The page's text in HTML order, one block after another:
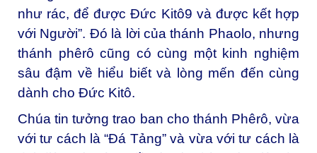
như rác, để được Đức Kitô9 và được kết hợp
với Người”. Đó là lời của thánh Phaolo, nhưng
thánh phêrô cũng có cùng một kinh nghiệm
sâu đậm về hiểu biết và lòng mến đến cùng
dành cho Đức Kitô.
Chúa tin tưởng trao ban cho thánh Phêrô, vừa
với tư cách là “Đá Tảng” và vừa với tư cách là